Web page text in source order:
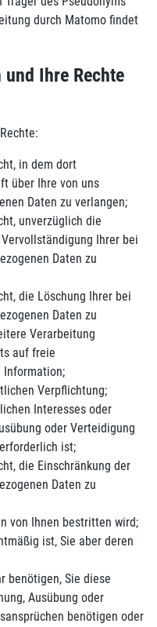
durch Matomo findet
Ihre Rechte
in dem dort
über Ihre von uns
Daten zu verlangen;
unverzüglich die
Ihrer bei
Daten zu
die Löschung Ihrer bei
Daten zu
Verarbeitung
auf freie
Information;
Verpflichtung;
Interesses oder
oder Verteidigung
ist;
die Einschränkung der
Daten zu
von Ihnen bestritten wird;
ist, Sie aber deren
benötigen, Sie diese
Ausübung oder
benötigen oder